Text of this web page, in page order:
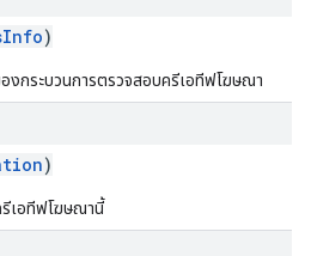
)
งกระบวนการตรวจสอบครีเอทีฟโฆษณา
)
รีเอทีฟโฆษณานี้